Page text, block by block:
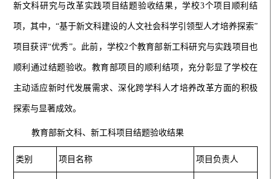
新文科研究与改革实践项目结题验收结果，学校3个项目顺利结
项，其中，“基于新文科建设的人文社会科学引领型人才培养探索”
项目获评“优秀”。此前，学校2个教育部新工科研究与实践项目也
顺利通过结题验收。教育部项目的顺利结项，充分彰显了学校在
主动适应新时代发展需求、深化跨学科人才培养改革方面的积极
探索与显著成效。
教育部新文科、新工科项目结题验收结果
类别 项目名称 项目负责人